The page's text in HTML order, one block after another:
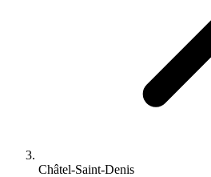
Châtel-Saint-Denis